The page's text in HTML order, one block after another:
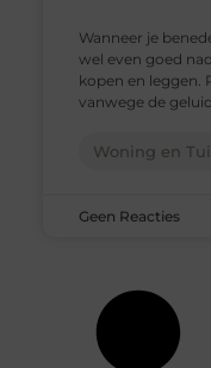
Wanneer je
wel even goed
kopen en leggen.
vanwege de
Woning en
Geen Reacties